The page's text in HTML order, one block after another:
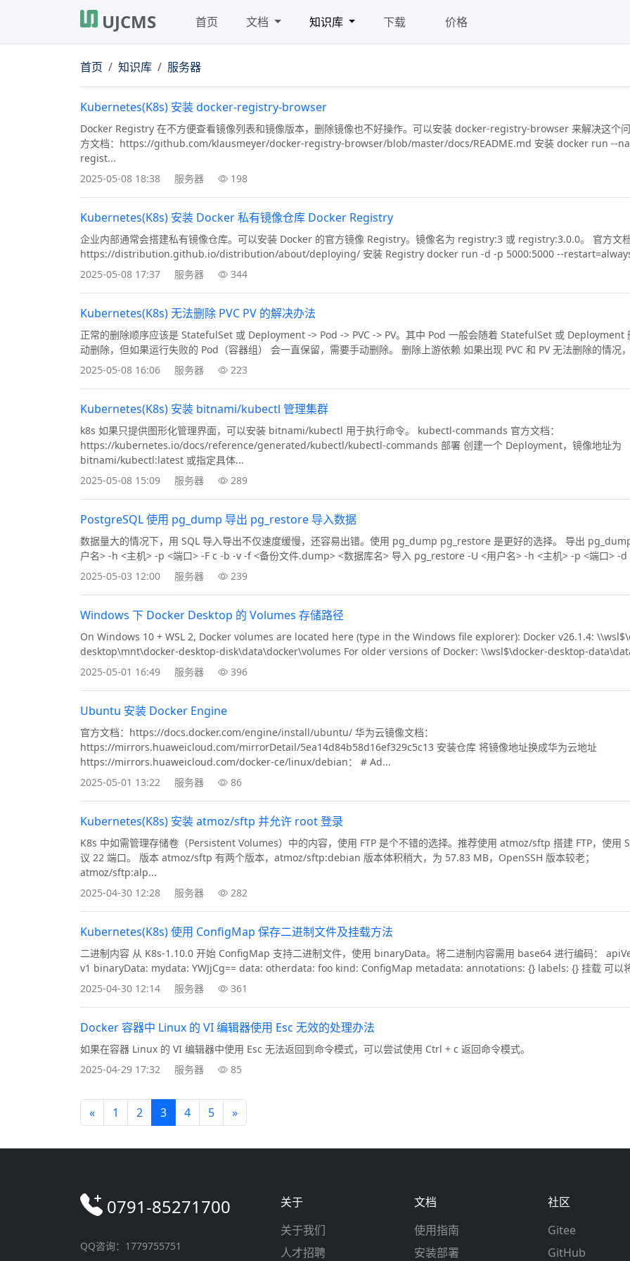
UJCMS 首页 文档 知识库 下载 价格
首页 知识库 服务器
Kubernetes(K8s) 安装 docker-registry-browser
Docker Registry 在不方便查看镜像列表和镜像版本，删除镜像也不好操作。可以安装 docker-registry-browser 来解决这个
方文档：https://github.com/klausmeyer/docker-registry-browser/blob/master/docs/README.md 安装 docker run --
regist...
2025-05-08 18:38
服务器 198
Kubernetes(K8s) 安装 Docker 私有镜像仓库 Docker Registry
企业内部通常会搭建私有镜像仓库。可以安装 Docker 的官方镜像 Registry。镜像名为 registry:3 或 registry:3.0.0。 官方文档
https://distribution.github.io/distribution/about/deploying/ 安装 Registry docker run -d -p 5000:5000 --
2025-05-08 17:37
服务器 344
Kubernetes(K8s) 无法删除 PVC PV 的解决办法
正常的删除顺序应该是 StatefulSet 或 Deployment -> Pod -> PVC -> PV。其中 Pod 一般会随着 StatefulSet 或 Deployment
动删除，但如果运行失败的 Pod（容器组） 会一直保留，需要手动删除。 删除上游依赖 如果出现 PVC 和 PV 无法删除的情况
2025-05-08 16:06
服务器 223
Kubernetes(K8s) 安装 bitnami/kubectl 管理集群
k8s 如果只提供图形化管理界面，可以安装 bitnami/kubectl 用于执行命令。 kubectl-commands 官方文档：
https://kubernetes.io/docs/reference/generated/kubectl/kubectl-commands 部署 创建一个 Deployment，镜像地址为
bitnami/kubectl:latest 或指定具体...
2025-05-08 15:09
服务器 289
PostgreSQL 使用 pg_dump 导出 pg_restore 导入数据
数据量大的情况下，用 SQL 导入导出不仅速度缓慢，还容易出错。使用 pg_dump pg_restore 是更好的选择。 导出
户名> -h <主机> -p <端口> -F c -b -v -f <备份文件.dump> <数据库名> 导入 pg_restore -U <用户名> -h <主机> -p <端口> -d
2025-05-03 12:00
服务器 239
Windows 下 Docker Desktop 的 Volumes 存储路径
On Windows 10 + WSL 2, Docker volumes are located here (type in the Windows file explorer): Docker v26.1.4:
desktop\mnt\docker-desktop-disk\data\docker\volumes For older versions of Docker: \\wsl$\docker-desktop-
2025-05-01 16:49
服务器 396
Ubuntu 安装 Docker Engine
官方文档：https://docs.docker.com/engine/install/ubuntu/ 华为云镜像文档：
https://mirrors.huaweicloud.com/mirrorDetail/5ea14d84b58d16ef329c5c13 安装仓库 将镜像地址换成华为云地址
https://mirrors.huaweicloud.com/docker-ce/linux/debian： # Ad...
2025-05-01 13:22
服务器 86
Kubernetes(K8s) 安装 atmoz/sftp 并允许 root 登录
K8s 中如需管理存储卷（Persistent Volumes）中的内容，使用 FTP 是个不错的选择。推荐使用 atmoz/sftp 搭建 FTP，使用
议 22 端口。 版本 atmoz/sftp 有两个版本，atmoz/sftp:debian 版本体积稍大，为 57.83 MB，OpenSSH 版本较老；
atmoz/sftp:alp...
2025-04-30 12:28
服务器 282
Kubernetes(K8s) 使用 ConfigMap 保存二进制文件及挂载方法
二进制内容 从 K8s-1.10.0 开始 ConfigMap 支持二进制文件，使用 binaryData。将二进制内容需用 base64 进行编码：
v1 binaryData: mydata: YWJjCg== data: otherdata: foo kind: ConfigMap metadata: annotations: {} labels: {} 挂载 可以
2025-04-30 12:14
服务器 361
Docker 容器中 Linux 的 VI 编辑器使用 Esc 无效的处理办法
如果在容器 Linux 的 VI 编辑器中使用 Esc 无法返回到命令模式，可以尝试使用 Ctrl + c 返回命令模式。
2025-04-29 17:32
服务器 85
« 1 2 3 4 5 »
0791-85271700
QQ咨询：1779755751
关于
关于我们
人才招聘
文档
使用指南
安装部署
社区
Gitee
GitHub